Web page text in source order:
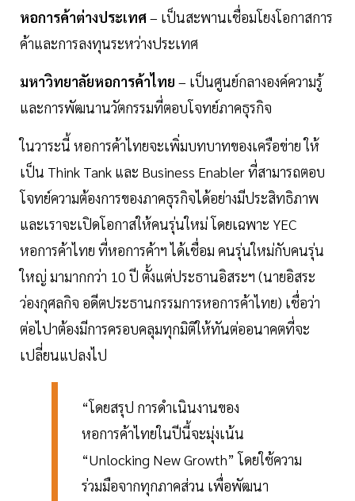
หอการค้าต่างประเทศ– เป็นสะพานเชื่อมโยงโอกาสการ
ค้าและการลงทุนระหว่างประเทศ
มหาวิทยาลัยหอการค้าไทย – เป็นศูนย์กลางองค์ความรู้
และการพัฒนานวัตกรรมที่ตอบโจทย์ภาคธุรกิจ
ในวาระนี้ หอการค้าไทยจะเพิ่มบทบาทของเครือข่าย ให้
เป็น Think Tank และ Business Enabler ที่สามารถตอบ
โจทย์ความต้องการของภาคธุรกิจได้อย่างมีประสิทธิภาพ
และเราจะเปิดโอกาสให้คนรุ่นใหม่ โดยเฉพาะ YEC
หอการค้าไทย ที่หอการค้าฯ ได้เชื่อม คนรุ่นใหม่กับคนรุ่น
ใหญ่ มามากกว่า 10 ปี ตั้งแต่ประธานอิสระฯ (นายอิสระ
ว่องกุศลกิจ อดีตประธานกรรมการหอการค้าไทย) เชื่อว่า
ต่อไปาต้องมีการครอบคลุมทุกมิติให้ทันต่ออนาคตที่จะ
เปลี่ยนแปลงไป
“โดยสรุป การดำเนินงานของ
หอการค้าไทยในปีนี้จะมุ่งเน้น
“Unlocking New Growth” โดยใช้ความ
ร่วมมือจากทุกภาคส่วน เพื่อพัฒนา